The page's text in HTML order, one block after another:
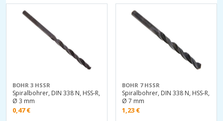
BOHR 3 HSSR
Spiralbohrer, DIN 338 N, HSS-R,
Ø 3 mm
0,47€
BOHR 7 HSSR
Spiralbohrer, DIN 338 N, HSS-R,
Ø 7 mm
1,23 €